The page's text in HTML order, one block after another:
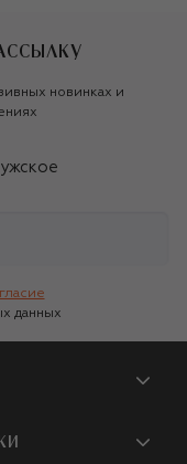
новинках и
данных